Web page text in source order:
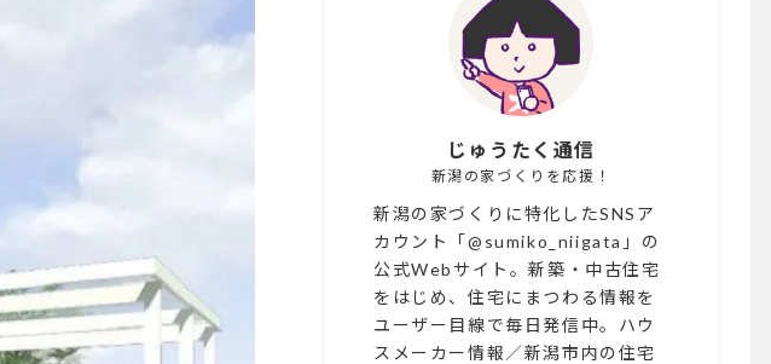
じゅうたく通信
新潟の家づくりを応援！
新潟の家づくりに特化したSNSア
カウント「@sumiko_niigata」の
公式Webサイト。新築・中古住宅
をはじめ、住宅にまつわる情報を
ユーザー目線で毎日発信中。ハウ
スメーカー情報／新潟市内の住宅